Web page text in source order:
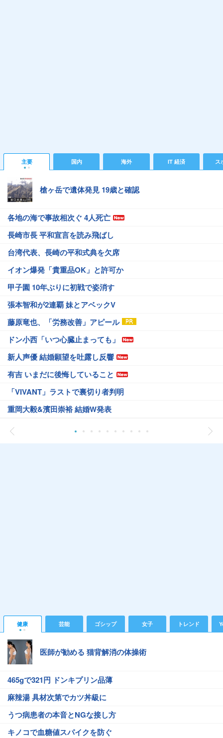
主要 国内 海外 IT 経済 ス
槍ヶ岳で遺体発見 19歳と確認
各地の海で事故相次ぐ 4人死亡
長崎市長 平和宣言を読み飛ばし
台湾代表、長崎の平和式典を欠席
イオン爆発「貴重品OK」と許可か
甲子園 10年ぶりに初戦で姿消す
張本智和が2連覇 妹とアベックV
藤原竜也、「労務改善」アピール
ドン小西「いつ心臓止まっても」
新人声優 結婚願望を吐露し反響
有吉 いまだに後悔していること
「VIVANT」ラストで裏切り者判明
重岡大毅&濱田崇裕 結婚W発表
健康 芸能 ゴシップ 女子 トレンド
医師が勧める 猫背解消の体操術
465gで321円 ドンキプリン品薄
麻辣湯 具材次第でカツ丼級に
うつ病患者の本音とNGな接し方
キノコで血糖値スパイクを防ぐ